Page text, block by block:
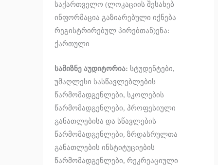
საქართველო (ლოკაციის შესახებ
ინფორმაცია გაზიარებული იქნება
რეგისტრირებულ პირებთან)ენა:
ქართული
სამიზნე აუდიტორია: სტუდენტები,
უმაღლესი სასწავლებლების
წარმომადგენლები, სკოლების
წარმომადგენლები, პროფესიული
განათლებისა და სწავლების
წარმომადგენლები, ზრდასრულთა
განათლების ინსტიტუციების
წარმომადგენლები, რეკრეაციული